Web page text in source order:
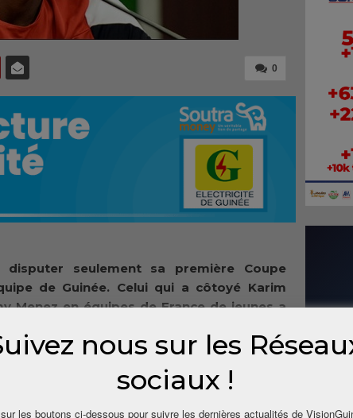
0
seulement sa première Coupe
de Guinée. Celui qui a côtoyé Karim
Menez en équipes de France de jeunes a
avec le « Sily National ». Le milieu
en sélection durant cette CAN 2015 ?
nous sur les
sociaux !
les boutons ci-dessous pour suivre les dernières actualités de